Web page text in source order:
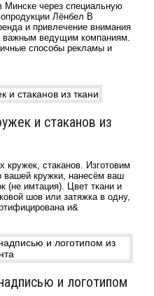
через специальную
Лёнбел В
и привлечение внимания
важным ведущим компаниям.
способы рекламы и
и стаканов из
стаканов. Изготовим
вашей кружки, нанесём ваш
(не имтация). Цвет ткани и
шов или затяжка в одну,
и&
и логотипом